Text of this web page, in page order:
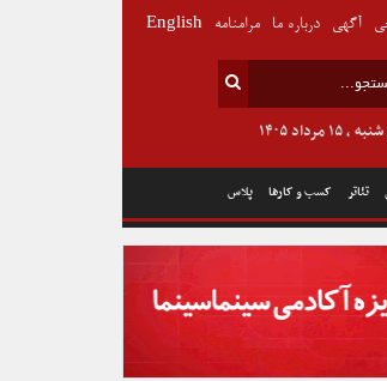
تئاتر کسب و کارها پلاس
مرداد ۱۴۰۵
آگهی درباره ما مرامنامه English